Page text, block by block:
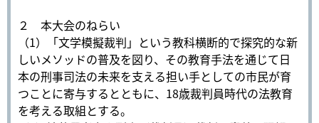
２ 本大会のねらい
（1）「文学模擬裁判」という教科横断的で探究的な新
しいメソッドの普及を図り、その教育手法を通じて日
本の刑事司法の未来を支える担い手としての市民が育
つことに寄与するとともに、18歳裁判員時代の法教育
を考える取組とする。